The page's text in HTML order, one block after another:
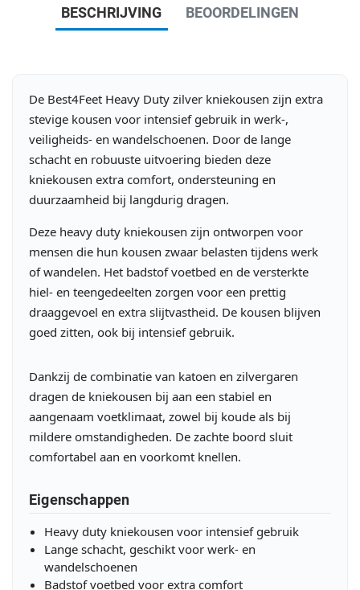
BESCHRIJVING BEOORDELINGEN
De Best4Feet Heavy Duty zilver kniekousen zijn extra
stevige kousen voor intensief gebruik in werk-,
veiligheids- en wandelschoenen. Door de lange
schacht en robuuste uitvoering bieden deze
kniekousen extra comfort, ondersteuning en
duurzaamheid bij langdurig dragen.
Deze heavy duty kniekousen zijn ontworpen voor
mensen die hun kousen zwaar belasten tijdens werk
of wandelen. Het badstof voetbed en de versterkte
hiel- en teengedeelten zorgen voor een prettig
draaggevoel en extra slijtvastheid. De kousen blijven
goed zitten, ook bij intensief gebruik.
Dankzij de combinatie van katoen en zilvergaren
dragen de kniekousen bij aan een stabiel en
aangenaam voetklimaat, zowel bij koude als bij
mildere omstandigheden. De zachte boord sluit
comfortabel aan en voorkomt knellen.
Eigenschappen
Heavy duty kniekousen voor intensief gebruik
Lange schacht, geschikt voor werk- en
wandelschoenen
Badstof voetbed voor extra comfort